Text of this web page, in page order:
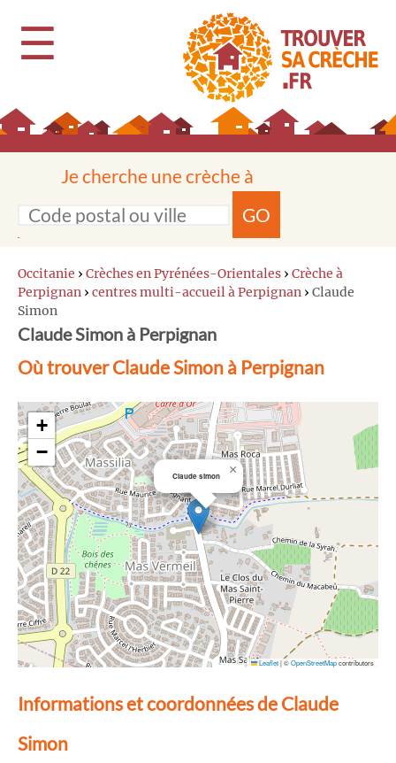
☰
Je cherche une crèche à
GO
Occitanie › Crèches en Pyrénées-Orientales › Crèche à
Perpignan › centres multi-accueil à Perpignan › Claude
Simon
Claude Simon à Perpignan
Où trouver Claude Simon à Perpignan
Claude simon ×
+
−
Leaflet|©OpenStreetMapcontributors
Informations et coordonnées de Claude
Simon